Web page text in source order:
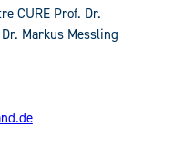
CURE Prof. Dr.
Markus Messling